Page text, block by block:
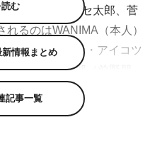
、ニセ太郎、菅
るのはWANIMA（本人）
（マリナ・アイコツ
語』、ニセ太郎（前野朋
偽暉（前野朋哉）による
曲。作詞は篠原嘘氏とし
む
情報まとめ
記事一覧